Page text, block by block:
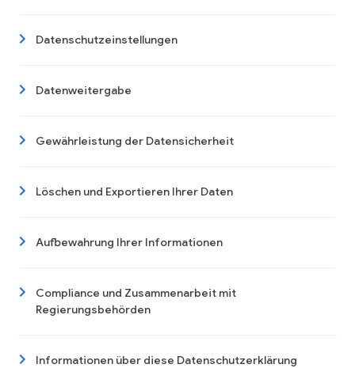
Datenschutzeinstellungen
Datenweitergabe
Gewährleistung der Datensicherheit
Löschen und Exportieren Ihrer Daten
Aufbewahrung Ihrer Informationen
Compliance und Zusammenarbeit mit
Regierungsbehörden
Informationen über diese Datenschutzerklärung